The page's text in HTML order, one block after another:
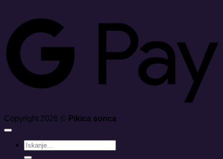
Copyright 2026 © Pikica sonca
Išči: